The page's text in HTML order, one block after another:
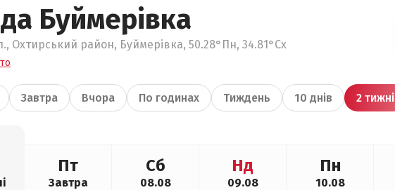
Буймерівка
Охтирський район, Буймерівка, 50.28°Пн, 34.81°Сх
Завтра Вчора По годинах Тиждень 10 днів 2 тижні
Пт
Завтра
Сб
08.08
Нд
09.08
Пн
10.08